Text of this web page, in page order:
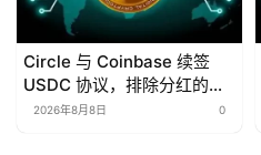
Circle 与 Coinbase 续签
USDC 协议，排除分红的可
能性
2026年8月8日 0